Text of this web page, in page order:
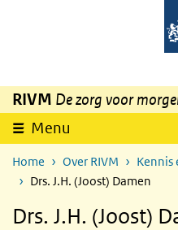
Overslaan en naar de inhoud
RIVM De zorg voor
Menu
Home Over RIVM Kennis
Drs. J.H. (Joost) Damen
Drs. J.H. (Joost)